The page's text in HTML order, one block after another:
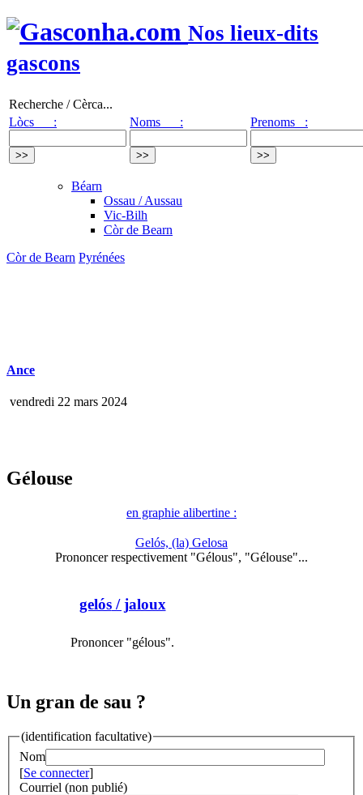
Nos lieux-dits
gascons
Recherche / Cèrca...
Lòcs :
Noms : Prenoms :
Béarn
Ossau / Aussau
Vic-Bilh
Còr de Bearn
Còr de Bearn Pyrénées
Ance
vendredi 22 mars 2024
Gélouse
en graphie alibertine :
Gelós, (la) Gelosa
Prononcer respectivement "Gélous", "Gélouse"...
gelós/ jaloux
Prononcer "gélous".
Un gran de sau ?
(identification facultative)
Nom
[Se connecter]
Courriel (non publié)